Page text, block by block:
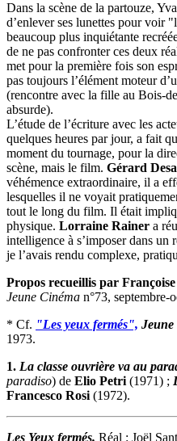
Dans la scène de la partouze,
d’enlever ses lunettes pour voir
beaucoup plus inquiétante
de ne pas confronter ces deux
met pour la première fois son
pas toujours l’élément moteur
(rencontre avec la fille au Bois-
absurde).
L’étude de l’écriture avec les
quelques heures par jour, a fait
moment du tournage, pour la
scène, mais le film. Gérard
véhémence extraordinaire, il a
lesquelles il ne voyait
tout le long du film. Il était
physique. Lorraine Rainer a
intelligence à s’imposer dans
je l’avais rendu complexe,
Propos recueillis par Françoise
Jeune Cinéma n°73, septembre-
* Cf. "Les yeux fermés", Jeune
1973.
1. La classe ouvrière va au
paradiso) de Elio Petri (1971) ;
Francesco Rosi (1972).
Les Yeux fermés. Réal : Joël